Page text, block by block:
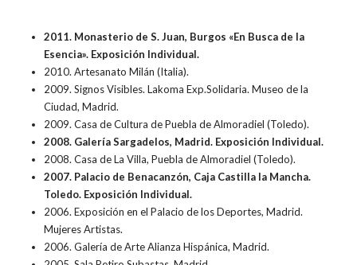
2011. Monasterio de S. Juan, Burgos «En Busca de la
Esencia». Exposición Individual.
2010. Artesanato Milán (Italia).
2009. Signos Visibles. Lakoma Exp.Solidaria. Museo de la
Ciudad, Madrid.
2009. Casa de Cultura de Puebla de Almoradiel (Toledo).
2008. Galería Sargadelos, Madrid. Exposición Individual.
2008. Casa de La Villa, Puebla de Almoradiel (Toledo).
2007. Palacio de Benacanzón, Caja Castilla la Mancha.
Toledo. Exposición Individual.
2006. Exposición en el Palacio de los Deportes, Madrid.
Mujeres Artistas.
2006. Galería de Arte Alianza Hispánica, Madrid.